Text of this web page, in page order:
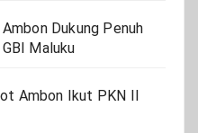
Dukung Penuh
Maluku
Ambon Ikut PKN II